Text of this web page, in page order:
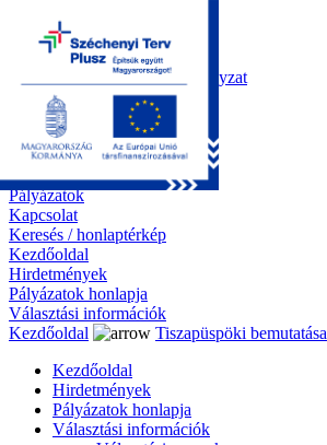
Kezdőoldal
Önkormányzat
Polgármesteri Hivatal
Roma Nemzetiségi Önkormányzat
Elektronikus ügyintézés
Közérdekű információk
Tiszapüspöki bemutatása
Galéria
Díjazottaink
Pályázatok
Kapcsolat
Keresés / honlaptérkép
Kezdőoldal
Hirdetmények
Pályázatok honlapja
Választási információk
Kezdőoldal
Tiszapüspöki bemutatása
Kezdőoldal
Hirdetmények
Pályázatok honlapja
Választási információk